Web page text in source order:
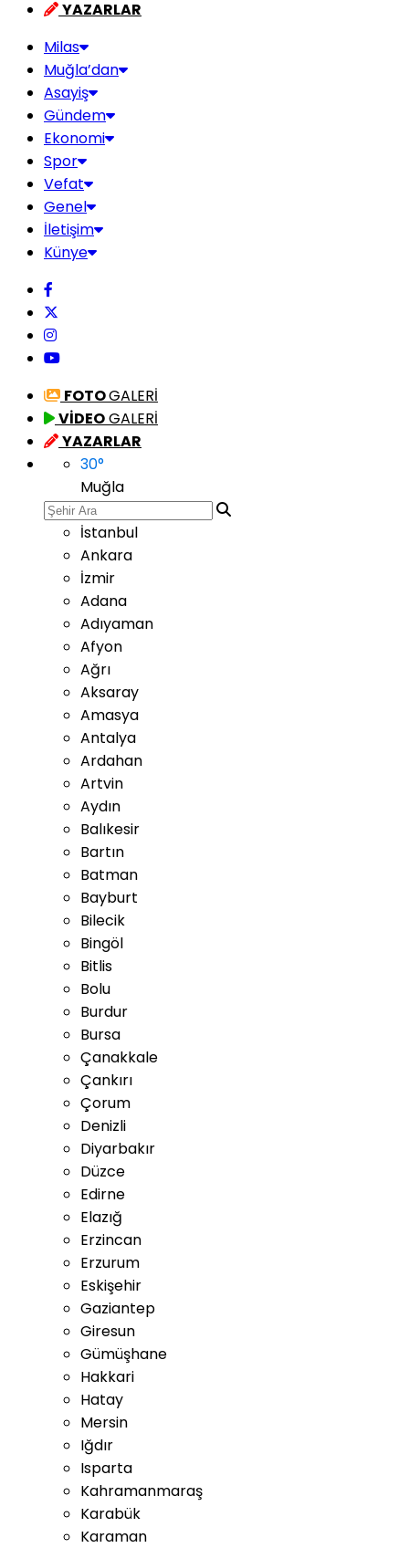
YAZARLAR
Milas
Muğla’dan
Asayiş
Gündem
Ekonomi
Spor
Vefat
Genel
İletişim
Künye
FOTOGALERİ
VİDEOGALERİ
YAZARLAR
30°
Muğla
İstanbul
Ankara
İzmir
Adana
Adıyaman
Afyon
Ağrı
Aksaray
Amasya
Antalya
Ardahan
Artvin
Aydın
Balıkesir
Bartın
Batman
Bayburt
Bilecik
Bingöl
Bitlis
Bolu
Burdur
Bursa
Çanakkale
Çankırı
Çorum
Denizli
Diyarbakır
Düzce
Edirne
Elazığ
Erzincan
Erzurum
Eskişehir
Gaziantep
Giresun
Gümüşhane
Hakkari
Hatay
Mersin
Iğdır
Isparta
Kahramanmaraş
Karabük
Karaman